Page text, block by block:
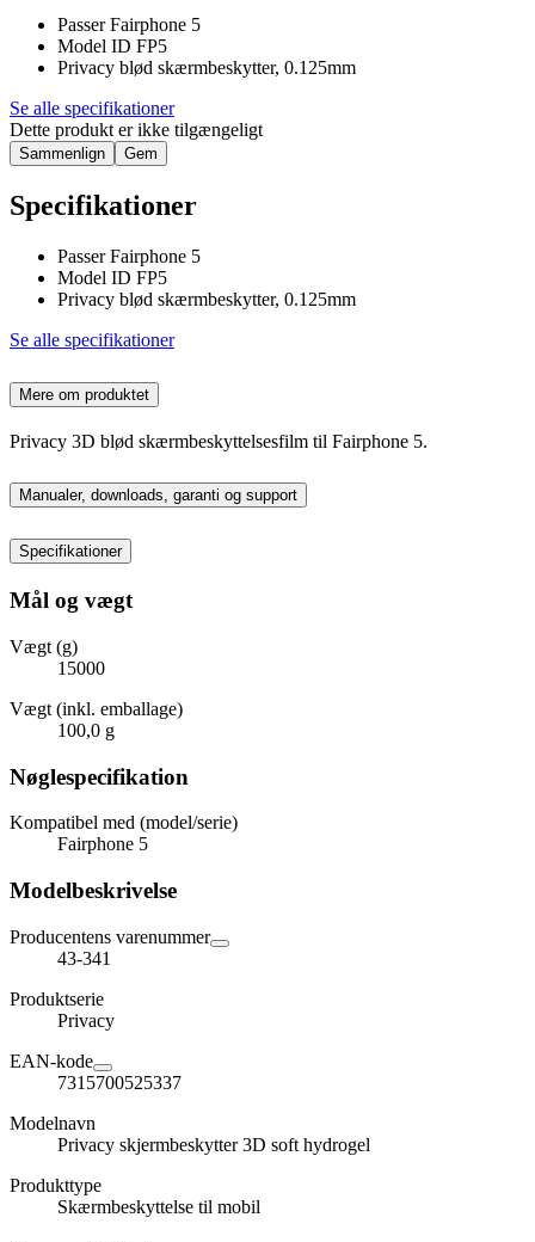
Passer Fairphone 5
Model ID FP5
Privacy blød skærmbeskytter, 0.125mm
Se alle specifikationer
Dette produkt er ikke tilgængeligt
Sammenlign Gem
Specifikationer
Passer Fairphone 5
Model ID FP5
Privacy blød skærmbeskytter, 0.125mm
Se alle specifikationer
Mere om produktet
Privacy 3D blød skærmbeskyttelsesfilm til Fairphone 5.
Manualer, downloads, garanti og support
Specifikationer
Mål og vægt
Vægt (g)
15000
Vægt (inkl. emballage)
100,0 g
Nøglespecifikation
Kompatibel med (model/serie)
Fairphone 5
Modelbeskrivelse
Producentens varenummer
43-341
Produktserie
Privacy
EAN-kode
7315700525337
Modelnavn
Privacy skjermbeskytter 3D soft hydrogel
Produkttype
Skærmbeskyttelse til mobil